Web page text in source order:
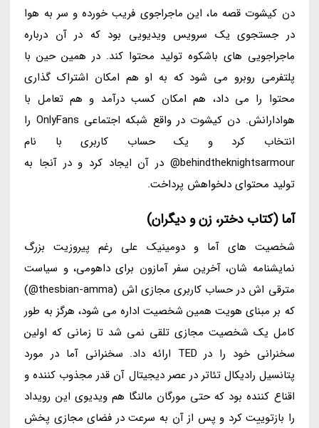
دن کیشوت قصه ما، این ماجراجوی فریب خورده و سر به هوا
در جستجوی یک سرویس ویدیویی بود که در آن درباره
ماجراجویی های باشکوه تولید محتوا کند. در همین حین با
پلتفرمی روبرو می شود که به او هم امکان اشتراک گذاری
محتوا را می داد، هم امکان کسب درآمد و هم تعامل با
هوادارانش. دن کیشوت در واقع شبکه اجتماعی OnlyFans را
انتخاب کرد و یک حساب کاربری با نام
behindtheknightsarmour@ در آن ایجاد کرد و در آنجا به
تولید محتوای دلخواهش پرداخت.
آما (کتاب دختر، زن و دیگران)
شخصیت های آما و دومینیک علی رغم پیروزیت بزرگ
نمایشنامه شان، آخرین سفر آمازون برای داهومی، و سیاست
مترقی اش در حساب کاربری مجازی اش (thesbian-amma@)
که بر مبنای هویت همین شخصیت اداره می شود، هرگز به طور
کامل یک شخصیت مجازی تلقی نمی شد تا زمانی که اولین
سخنرانی خود را در TED ارائه داد. سخنرانی آما در مورد
پتانسیل رادیکال تئاتر در عصر دیجیتال آن قدر مجذوب کننده و
اقناع کننده بود که حتی مورگان مالنگا هم ویدیوی این رویداد
را بازتوییت کرد و پس از آن به سرعت در فضای مجازی پخش